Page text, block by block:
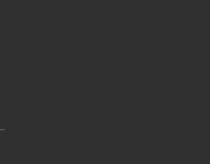
・Androidの設定方法やおススメを紹
Twitter）、Instagram、TikTokで送る方法